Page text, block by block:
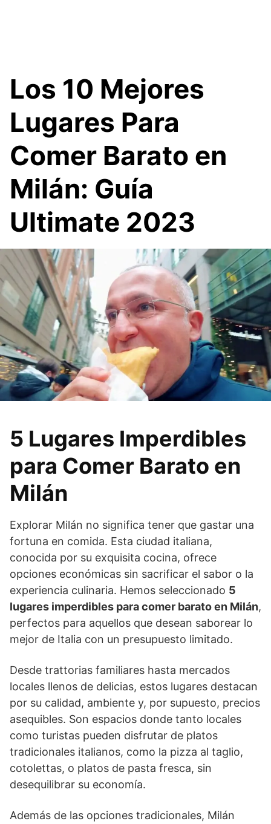
Los 10 Mejores
Lugares Para
Comer Barato en
Milán: Guía
Ultimate 2023
5 Lugares Imperdibles
para Comer Barato en
Milán
Explorar Milán no significa tener que gastar una
fortuna en comida. Esta ciudad italiana,
conocida por su exquisita cocina, ofrece
opciones económicas sin sacrificar el sabor o la
experiencia culinaria. Hemos seleccionado 5
lugares imperdibles para comer barato en Milán,
perfectos para aquellos que desean saborear lo
mejor de Italia con un presupuesto limitado.
Desde trattorias familiares hasta mercados
locales llenos de delicias, estos lugares destacan
por su calidad, ambiente y, por supuesto, precios
asequibles. Son espacios donde tanto locales
como turistas pueden disfrutar de platos
tradicionales italianos, como la pizza al taglio,
cotolettas, o platos de pasta fresca, sin
desequilibrar su economía.
Además de las opciones tradicionales, Milán